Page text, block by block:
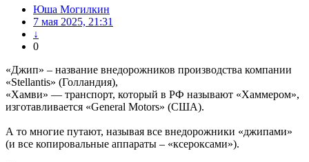
Юша Могилкин
7 мая 2025, 21:31
↓
0
«Джип» – название внедорожников производства компании
«Stellantis» (Голландия),
«Хамви» — транспорт, который в РФ называют «Хаммером»,
изготавливается «General Motors» (США).
А то многие путают, называя все внедорожники «джипами»
(и все копировальные аппараты – «ксероксами»).